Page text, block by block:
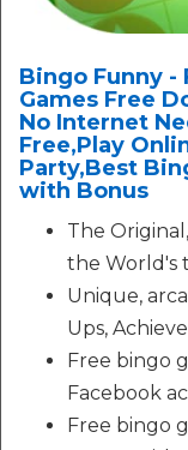
Bingo Funny -
Games Free
No Internet
Free,Play
Party,Best
with Bonus
The
the World's
Unique,
Ups,
Free bingo
Facebook
Free bingo